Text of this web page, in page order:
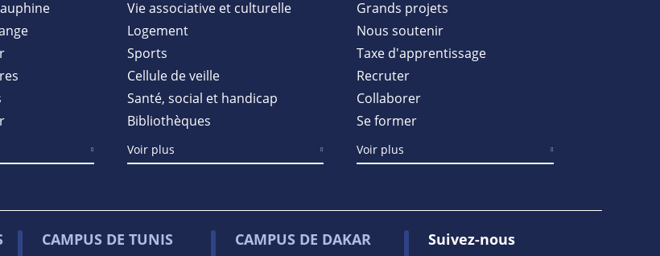
Vie associative et culturelle
Logement
Sports
Cellule de veille
Santé, social et handicap
Bibliothèques
Voir plus
Grands projets
Nous soutenir
Taxe d'apprentissage
Recruter
Collaborer
Se former
Voir plus
CAMPUS DE TUNIS CAMPUS DE DAKAR Suivez-nous